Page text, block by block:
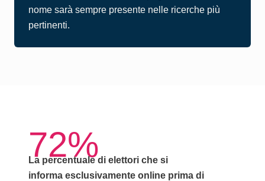
nome sarà sempre presente nelle ricerche più
pertinenti.
72%
La percentuale di elettori che si
informa esclusivamente online prima di